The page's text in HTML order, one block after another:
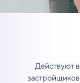
Действуют